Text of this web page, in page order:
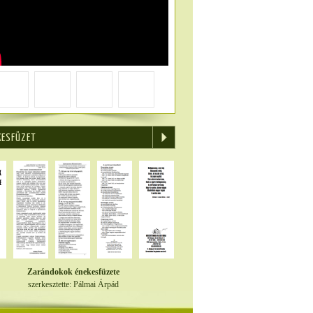
Zarándokok énekesfüzete
szerkesztette: Pálmai Árpád